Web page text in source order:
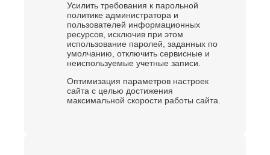
Усилить требования к парольной
политике администратора и
пользователей информационных
ресурсов, исключив при этом
использование паролей, заданных по
умолчанию, отключить сервисные и
неиспользуемые учетные записи.
Оптимизация параметров настроек
сайта с целью достижения
максимальной скорости работы сайта.